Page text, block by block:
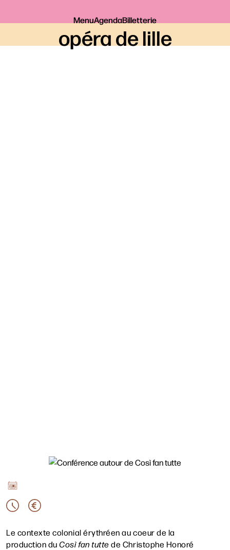
MenuAgendaBilletterie
opéra de lille
Le contexte colonial érythréen au coeur de la
production duCosì fan tuttede Christophe Honoré